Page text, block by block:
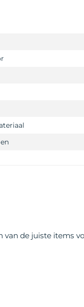
van de juiste items